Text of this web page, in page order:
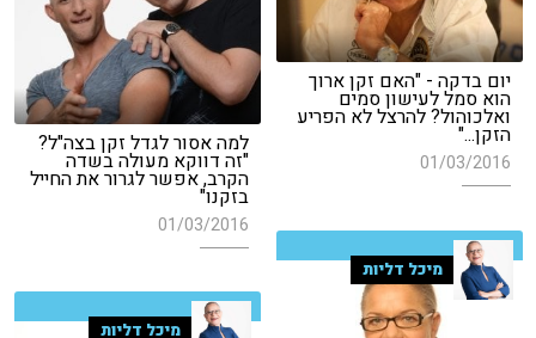
יום בדקה - "האם זקן ארוך
הוא סמל לעישון סמים
ואלכוהול? להרצל לא הפריע
הזקן..."
01/03/2016
למה אסור לגדל זקן בצה"ל?
"זה דווקא מעולה בשדה
הקרב, אפשר לגרור את החייל
בזקנו"
01/03/2016
מיכל דליות
מיכל דליות